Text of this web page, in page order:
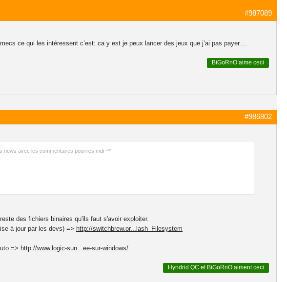
#987089
ce qui les intéressent c’est: ca y est je peux lancer des jeux que j’ai pas payer....
BiGoRnO aime ceci
#986802
news avec les commentaires pourries mdr ^^
des fichiers binaires qu'ils faut s'avoir exploiter.
à jour par les devs) => http://switchbrew.or...lash_Filesystem
=> http://www.logic-sun...ee-sur-windows/
Hyndrid QC et BiGoRnO aiment ceci